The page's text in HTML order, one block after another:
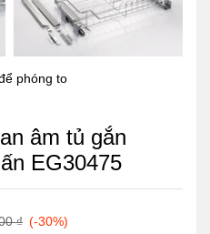
phóng to
âm tủ gắn
EG30475
₫ (-30%)